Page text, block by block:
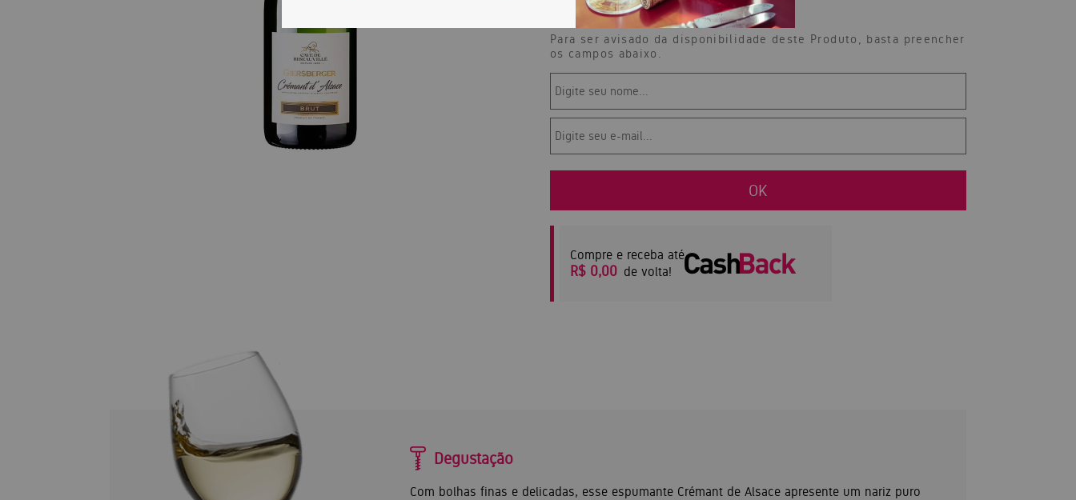
Produto Esgotado
Para ser avisado da disponibilidade deste Produto, basta preencher
os campos abaixo.
Compre e receba até
R$ 0,00 de volta!
Degustação
Com bolhas finas e delicadas, esse espumante Crémant de Alsace apresente um nariz puro